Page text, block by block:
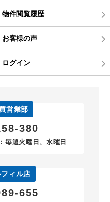
物件閲覧履歴
お客様の声
ログイン
営業部
380
毎週火曜日、水曜日
ィル店
655